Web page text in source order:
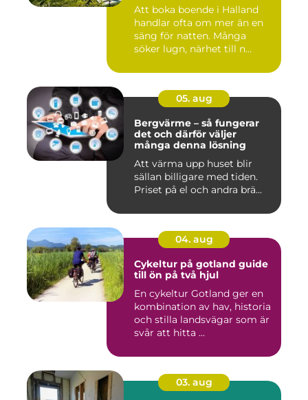
Att boka boende i Halland
handlar ofta om mer än en
säng för natten. Många
söker lugn, närhet till n...
05. aug
Bergvärme – så fungerar
det och därför väljer
många denna lösning
Att värma upp huset blir
sällan billigare med tiden.
Priset på el och andra brä...
04. aug
Cykeltur på gotland guide
till ön på två hjul
En cykeltur Gotland ger en
kombination av hav, historia
och stilla landsvägar som är
svår att hitta ...
03. aug